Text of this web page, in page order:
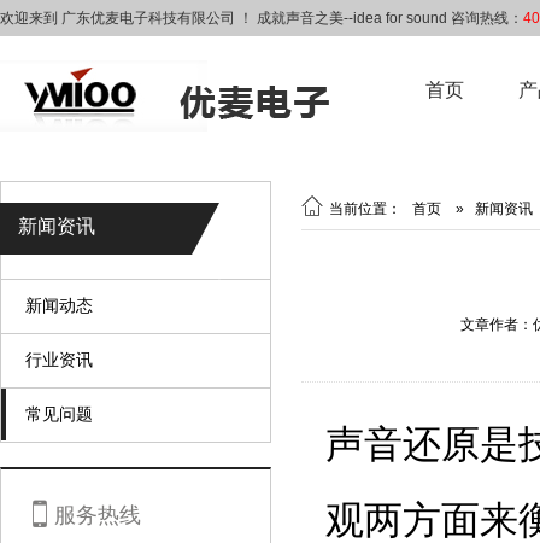
欢迎来到 广东优麦电子科技有限公司 ！ 成就声音之美--idea for sound 咨询热线：
首页
新闻资讯
新闻动态
行业资讯
常见问题
 服务热线
 当前位置： 首页 » 新闻资讯
文章作者：
声音还原是
观两方面来